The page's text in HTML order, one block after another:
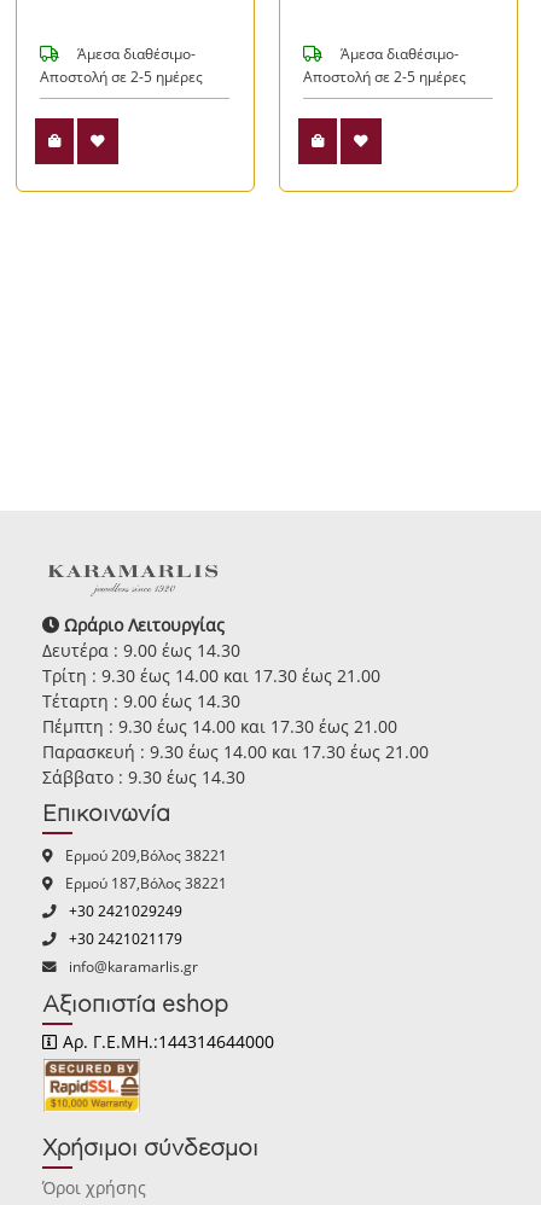
Άμεσα διαθέσιμο-
Αποστολή σε 2-5 ημέρες
Άμεσα διαθέσιμο-
Αποστολή σε 2-5 ημέρες
Ωράριο Λειτουργίας
Δευτέρα : 9.00 έως 14.30
Τρίτη : 9.30 έως 14.00 και 17.30 έως 21.00
Τέταρτη : 9.00 έως 14.30
Πέμπτη : 9.30 έως 14.00 και 17.30 έως 21.00
Παρασκευή : 9.30 έως 14.00 και 17.30 έως 21.00
Σάββατο : 9.30 έως 14.30
Επικοινωνία
Ερμού 209,Βόλος 38221
Ερμού 187,Βόλος 38221
+30 2421029249
+30 2421021179
info@karamarlis.gr
Αξιοπιστία eshop
Αρ. Γ.Ε.ΜΗ.:144314644000
Χρήσιμοι σύνδεσμοι
Όροι χρήσης